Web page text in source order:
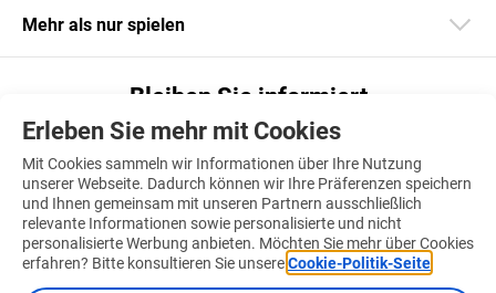
Erleben Sie mehr mit Cookies
Mit Cookies sammeln wir Informationen über Ihre Nutzung
unserer Webseite. Dadurch können wir Ihre Präferenzen speichern
und Ihnen gemeinsam mit unseren Partnern ausschließlich
relevante Informationen sowie personalisierte und nicht
personalisierte Werbung anbieten. Möchten Sie mehr über Cookies
erfahren? Bitte konsultieren Sie unsereCookie-Politik-Seite
Mehr als nur spielen
Bleiben Sie informiert
Laden Sie unsere App herunter
Finden Sie uns auch auf